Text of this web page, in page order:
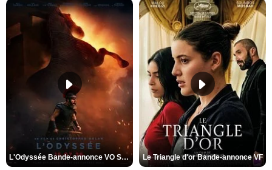
L'Odyssée Bande-annonce VO STFR Le Triangle d'or Bande-annonce VF